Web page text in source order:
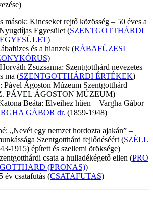
mások: Kincseket rejtő közösség – 50 éves a
Egyesület (SZENTGOTTHÁRDI
)
és a hianzek (RÁBAFÜZESI
)
Zsuzsanna: Szentgotthárd nevezetes
ma (SZENTGOTTHÁRDI ÉRTÉKEK)
Pável Ágoston Múzeum Szentgotthárd
PÁVEL ÁGOSTON MÚZEUM)
Beáta: Elveihez hűen – Vargha Gábor
GÁBOR dr. (1859-1948)
„Nevét egy nemzet hordozta ajakán” –
Szentgotthárd fejlődéséért (SZÉLL
1915) épített és szellemi öröksége)
csata a hulladékégető ellen (PRO
(PRONAS))
év csatafutás (CSATAFUTAS)